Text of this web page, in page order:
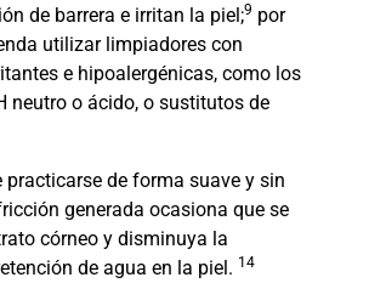
de barrera e irritan la piel;9 por
utilizar limpiadores con
e hipoalergénicas, como los
neutro o ácido, o sustitutos de
practicarse de forma suave y sin
generada ocasiona que se
córneo y disminuya la
de agua en la piel. 14